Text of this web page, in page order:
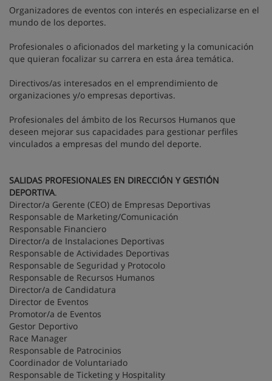
Organizadores de eventos con interés en especializarse en el
mundo de los deportes.
Profesionales o aficionados del marketing y la comunicación
que quieran focalizar su carrera en esta área temática.
Directivos/as interesados en el emprendimiento de
organizaciones y/o empresas deportivas.
Profesionales del ámbito de los Recursos Humanos que
deseen mejorar sus capacidades para gestionar perfiles
vinculados a empresas del mundo del deporte.
SALIDAS PROFESIONALES EN DIRECCIÓN Y GESTIÓN
DEPORTIVA.
Director/a Gerente (CEO) de Empresas Deportivas
Responsable de Marketing/Comunicación
Responsable Financiero
Director/a de Instalaciones Deportivas
Responsable de Actividades Deportivas
Responsable de Seguridad y Protocolo
Responsable de Recursos Humanos
Director/a de Candidatura
Director de Eventos
Promotor/a de Eventos
Gestor Deportivo
Race Manager
Responsable de Patrocinios
Coordinador de Voluntariado
Responsable de Ticketing y Hospitality